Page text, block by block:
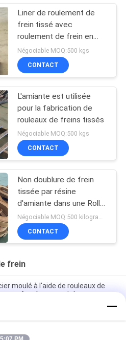
Liner de roulement de
frein tissé avec
roulement de frein en
laiton d'amiante
Négociable MOQ:500 kgs
CONTACT
L'amiante est utilisée
pour la fabrication de
rouleaux de freins tissés
Négociable MOQ:500 kgs
CONTACT
Non doublure de frein
tissée par résine
d'amiante dans une Rolls
pour Marine Winch Brake
Lining Roll
Négociable MOQ:500 kilogrammes
CONTACT
frein
moulé à l'aide de rouleaux de
renforcé en caoutchouc
Roll 100mm Width for